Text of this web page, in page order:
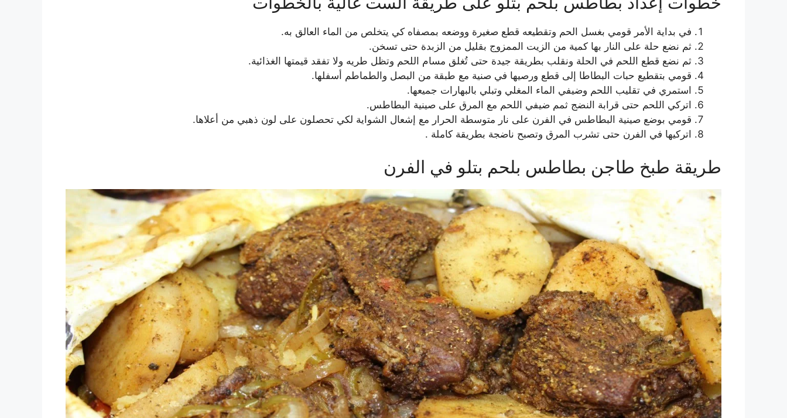
في بداية الأمر قومي بغسل الحم وتقطيعه قطع صغيرة ووضعه بمصفاه كي يتخلص من الماء العالق به.
ثم نضع حلة على النار بها كمية من الزيت الممزوج بقليل من الزبدة حتى تسخن.
ثم نضع قطع اللحم في الحلة ونقلب بطريقة جيدة حتى تُغلق مسام اللحم وتظل طريه ولا تفقد قيمتها الغذائية.
قومي بتقطيع حبات البطاطا إلى قطع ورصيها في صنية مع طبقة من البصل والطماطم أسفلها.
استمري في تقليب اللحم وضيفي الماء المغلي وتبلي بالبهارات جميعها.
اتركي اللحم حتى قرابة النضج ثمم ضيفي اللحم مع المرق على صينية البطاطس.
قومي بوضع صينية البطاطس في الفرن على نار متوسطة الحرار مع إشعال الشواية لكي تحصلون على لون ذهبي من أعلاها.
اتركيها في الفرن حتى تشرب المرق وتصبح ناضجة بطريقة كاملة .
طريقة طبخ طاجن بطاطس بلحم بتلو في الفرن